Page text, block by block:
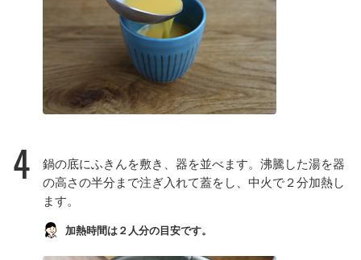
4
鍋の底にふきんを敷き、器を並べます。沸騰した湯を器
の高さの半分まで注ぎ入れて蓋をし、中火で２分加熱し
ます。
加熱時間は２人分の目安です。